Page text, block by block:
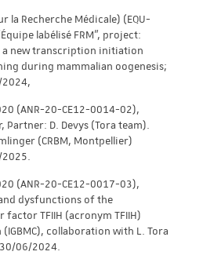
la Recherche Médicale) (EQU-
labélisé FRM", project:
new transcription initiation
during mammalian oogenesis;
(ANR-20-CE12-0014-02),
D. Devys (Tora team).
(CRBM, Montpellier)
(ANR-20-CE12-0017-03),
dysfunctions of the
TFIIH (acronym TFIIH)
collaboration with L. Tora
06/2024.